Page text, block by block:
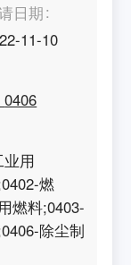
日期
11-10
0406
用
燃
燃料;0403-
除尘制